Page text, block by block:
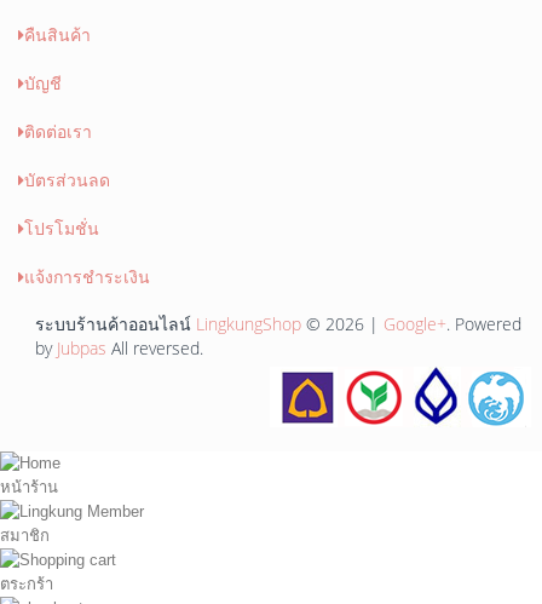
คืนสินค้า
บัญชี
ติดต่อเรา
บัตรส่วนลด
โปรโมชั่น
แจ้งการชำระเงิน
ระบบร้านค้าออนไลน์ LingkungShop © 2026 | Google+. Powered
by Jubpas All reversed.
หน้าร้าน
สมาชิก
ตระกร้า